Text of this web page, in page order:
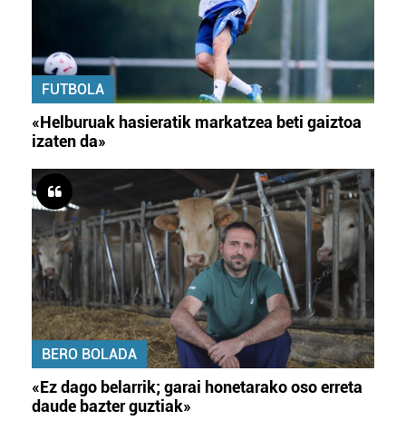
FUTBOLA
«Helburuak hasieratik markatzea beti gaiztoa
izaten da»
BERO BOLADA
«Ez dago belarrik; garai honetarako oso erreta
daude bazter guztiak»